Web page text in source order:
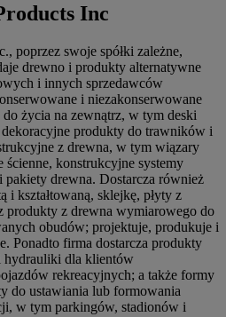
Inc
poprzez swoje spółki zależne,
drewno i produkty alternatywne
i innych sprzedawców
i niezakonserwowane
życia na zewnątrz, w tym deski
produkty do trawników i
z drewna, w tym wiązary
ścienne, konstrukcyjne systemy
drewna. Dostarcza również
i kształtowaną, sklejkę, płyty z
produkty z drewna wymiarowego do
obudów; projektuje, produkuje i
Ponadto firma dostarcza produkty
hydrauliki dla klientów
rekreacyjnych; a także formy
do ustawiania lub formowania
w tym parkingów, stadionów i